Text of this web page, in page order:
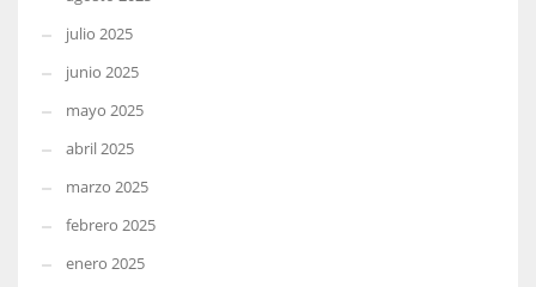
julio 2025
junio 2025
mayo 2025
abril 2025
marzo 2025
febrero 2025
enero 2025